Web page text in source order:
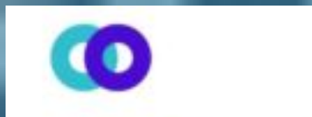
содержимому